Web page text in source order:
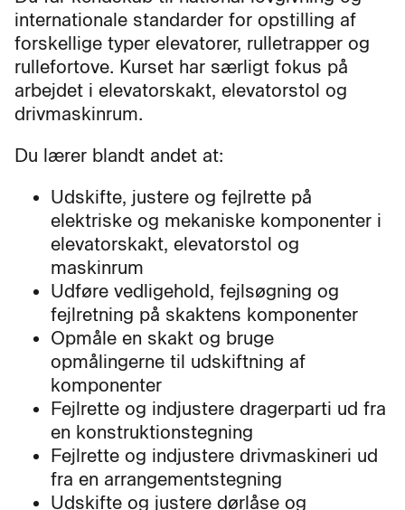
internationale standarder for opstilling af
forskellige typer elevatorer, rulletrapper og
rullefortove. Kurset har særligt fokus på
arbejdet i elevatorskakt, elevatorstol og
drivmaskinrum.
Du lærer blandt andet at:
Udskifte, justere og fejlrette på
elektriske og mekaniske komponenter i
elevatorskakt, elevatorstol og
maskinrum
Udføre vedligehold, fejlsøgning og
fejlretning på skaktens komponenter
Opmåle en skakt og bruge
opmålingerne til udskiftning af
komponenter
Fejlrette og indjustere dragerparti ud fra
en konstruktionstegning
Fejlrette og indjustere drivmaskineri ud
fra en arrangementstegning
Udskifte og justere dørlåse og